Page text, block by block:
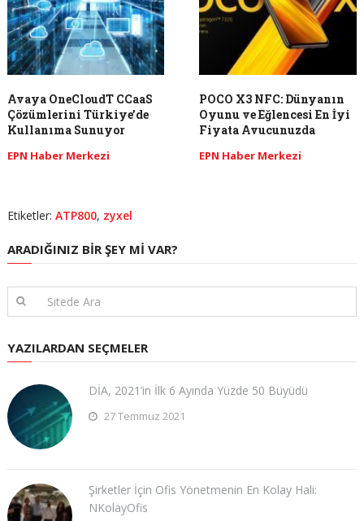
Avaya OneCloudT CCaaS
Çözümlerini Türkiye’de
Kullanıma Sunuyor
EPN Haber Merkezi
POCO X3 NFC: Dünyanın
Oyunu ve Eğlencesi En İyi
Fiyata Avucunuzda
EPN Haber Merkezi
Etiketler: ATP800, zyxel
ARADIĞINIZ BIR ŞEY MI VAR?
YAZILARDAN SEÇMELER
DİA, 2021’in İlk 6 Ayında Yüzde 50 Büyüdü
27 Temmuz 2021
Şirketler İçin Ofis Yönetmenin En Kolay Hali:
NKolayOfis